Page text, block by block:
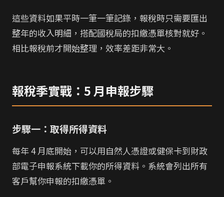
這些資料如果平時一筆一筆記錄，報稅時只需要匯出
整年的收入明細，搭配國稅局的扣繳憑單核對就好。
相比報稅前才開始整理，效率差距非常大。
報稅季實戰：5 月申報步驟
步驟一：取得所得資料
每年 4 月底開始，可以用自然人憑證或健保卡到財政
部電子申報系統下載你的所得資料。系統會列出所有
客戶幫你申報的扣繳憑單。